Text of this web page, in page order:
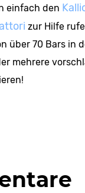
einfach den
zur Hilfe
über 70 Bars in
mehrere